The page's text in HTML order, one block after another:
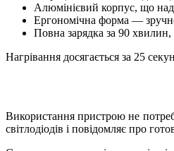
Алюмінієвий корпус, що
Ергономічна форма —
Повна зарядка за 90 хвилин,
Нагрівання досягається за 25
Використання пристрою не
світлодіодів і повідомляє про